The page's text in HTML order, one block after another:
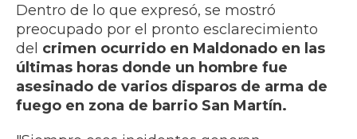
Dentro de lo que expresó, se mostró
preocupado por el pronto esclarecimiento
del crimen ocurrido en Maldonado en las
últimas horas donde un hombre fue
asesinado de varios disparos de arma de
fuego en zona de barrio San Martín.